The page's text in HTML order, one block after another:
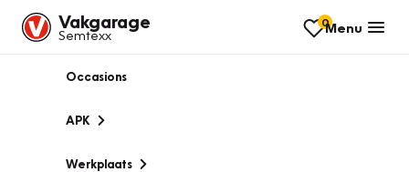
Vakgarage
Semtexx
0Menu
Occasions
APK
Werkplaats